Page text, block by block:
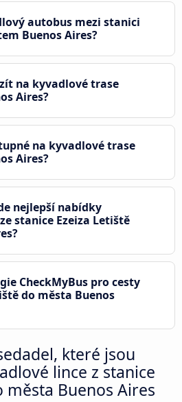
autobus mezi stanici
Buenos Aires?
na kyvadlové trase
Aires?
na kyvadlové trase
Aires?
nejlepší nabídky
stanice Ezeiza Letiště
CheckMyBus pro cesty
do města Buenos
které jsou
lince z stanice
města Buenos Aires